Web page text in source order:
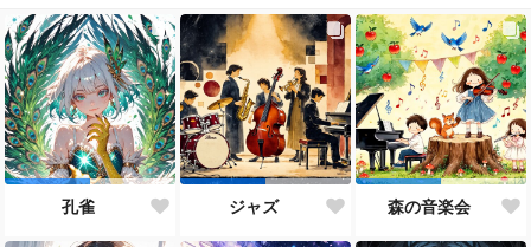
孔雀 ジャズ 森の音楽会